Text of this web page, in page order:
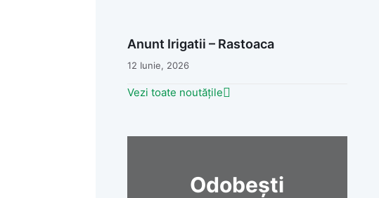
Anunt Irigatii – Rastoaca
12 Iunie, 2026
Vezi toate noutățile
Odobești